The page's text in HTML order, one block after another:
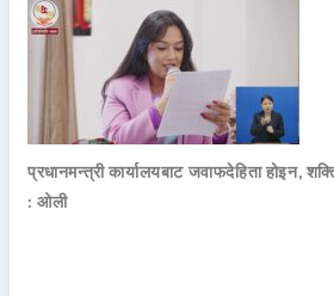
प्रधानमन्त्री कार्यालयबाट जवाफदेहिता होइन,
: ओली